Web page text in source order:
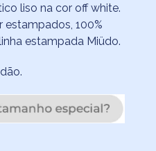
R$462,00
liso na cor off white.
estampados, 100%
estampada Miüdo.